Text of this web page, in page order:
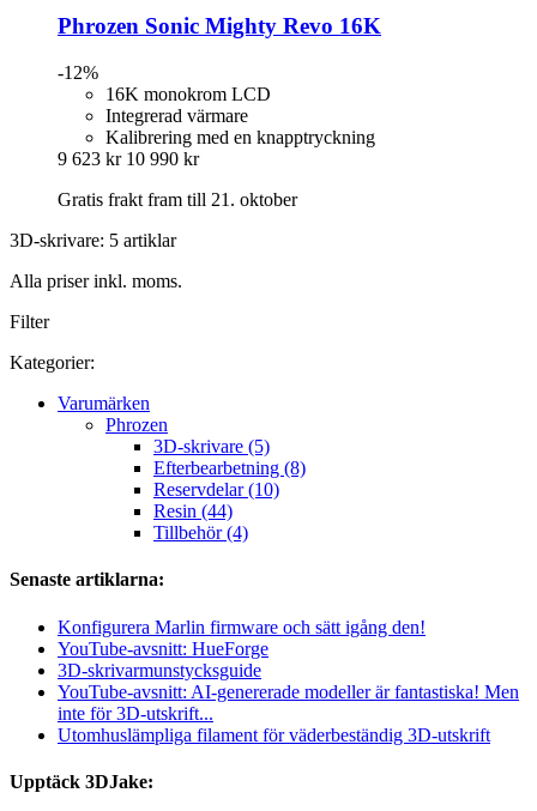
Phrozen Sonic Mighty Revo 16K
-12%
16K monokrom LCD
Integrerad värmare
Kalibrering med en knapptryckning
9 623 kr 10 990 kr
Gratis frakt fram till 21. oktober
3D-skrivare: 5 artiklar
Alla priser inkl. moms.
Filter
Kategorier:
Varumärken
Phrozen
3D-skrivare (5)
Efterbearbetning (8)
Reservdelar (10)
Resin (44)
Tillbehör (4)
Senaste artiklarna:
Konfigurera Marlin firmware och sätt igång den!
YouTube-avsnitt: HueForge
3D-skrivarmunstycksguide
YouTube-avsnitt: AI-genererade modeller är fantastiska! Men
inte för 3D-utskrift...
Utomhuslämpliga filament för väderbeständig 3D-utskrift
Upptäck 3DJake: